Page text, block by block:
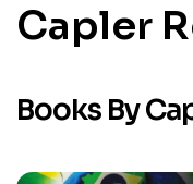
Capler
Books By